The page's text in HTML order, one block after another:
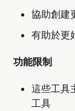
協助創建
有助於更
功能限制
這些工具
工具